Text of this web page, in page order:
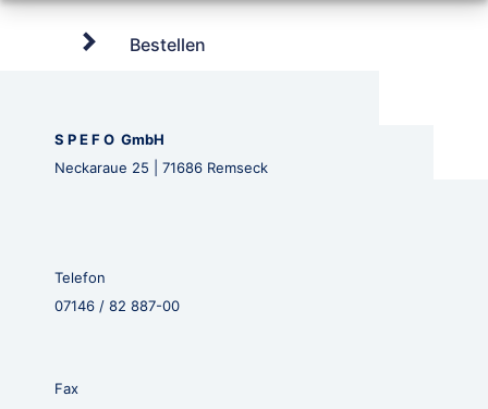
Bestellen
S P E F O GmbH
Neckaraue 25 | 71686 Remseck
Telefon
07146 / 82 887-00
Fax